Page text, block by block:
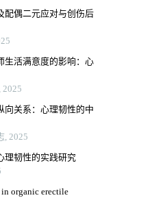
配偶二元应对与创伤后
生活满意度的影响：心
向关系：心理韧性的中
, 2025
理韧性的实践研究
in organic erectile